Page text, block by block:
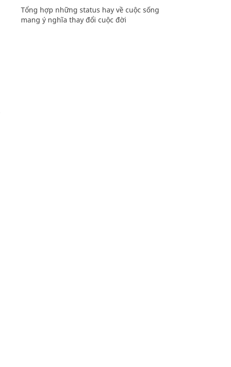
Tổng hợp những status hay về cuộc sống
mang ý nghĩa thay đổi cuộc đời